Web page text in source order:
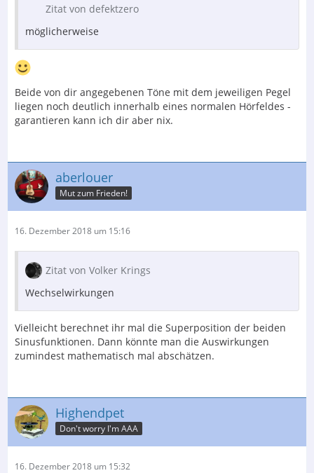
Zitat von defektzero
möglicherweise
Beide von dir angegebenen Töne mit dem jeweiligen Pegel
liegen noch deutlich innerhalb eines normalen Hörfeldes -
garantieren kann ich dir aber nix.
aberlouer
Mut zum Frieden!
16. Dezember 2018 um 15:16
Zitat von Volker Krings
Wechselwirkungen
Vielleicht berechnet ihr mal die Superposition der beiden
Sinusfunktionen. Dann könnte man die Auswirkungen
zumindest mathematisch mal abschätzen.
Highendpet
Don't worry I'm AAA
16. Dezember 2018 um 15:32